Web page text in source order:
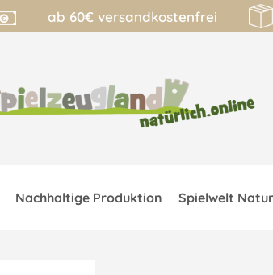
ab 60€ versandkostenfrei
Nachhaltige Produktion Spielwelt Natur